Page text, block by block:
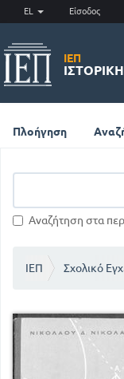
EL Είσοδος
ΙΕΠ
Πλοήγηση
Αναζήτηση στα
ΙΕΠ Σχολικό